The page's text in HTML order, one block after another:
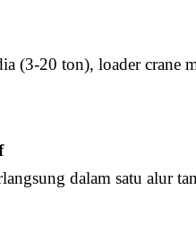
(3-20 ton), loader
dalam satu alur